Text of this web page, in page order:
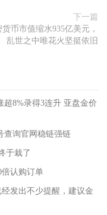
下一篇
货币市值缩水935亿美元，
乱世之中唯花火坚挺依旧
8%录得3连升 亚盘金价
查询官网稳链强链
于栽了
认购订单
发出不少提醒，建议金